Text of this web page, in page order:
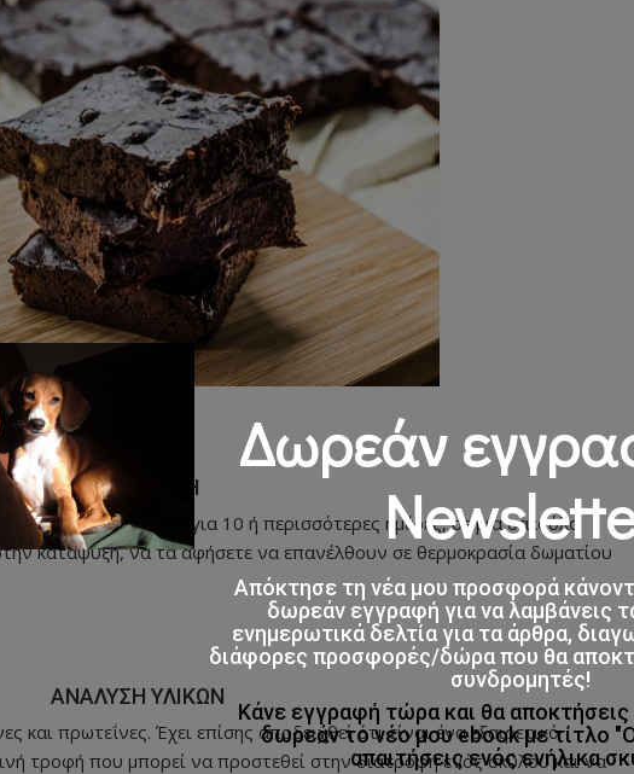
ΣΥΝΤΗΡΗΣΗ
στο ψυγείο για 10 ή περισσότερες ημέρες, σε μια σακούλα
κατάψυξη, να τα αφήσετε να επανέλθουν σε θερμοκρασία δωματίου
ΑΝΑΛΥΣΗ ΥΛΙΚΩΝ
και πρωτεΐνες. Έχει επίσης αποδειχθεί ότι είναι ένα εξαιρετικό
τροφή που μπορεί να προστεθεί στην διατροφή ενός σκύλου και να
Δωρεάν
Απόκτησε τη νέα μου προσφορά
δωρεάν εγγραφή για να λαμβάνεις
ενημερωτικά δελτία για τα άρθρα,
διάφορες προσφορές/δώρα που θα
συνδρομητές!
Κάνε εγγραφή τώρα και θα
δωρεάν το νέο μου ebook με τίτλο
απαιτήσεις ενός ενήλικα